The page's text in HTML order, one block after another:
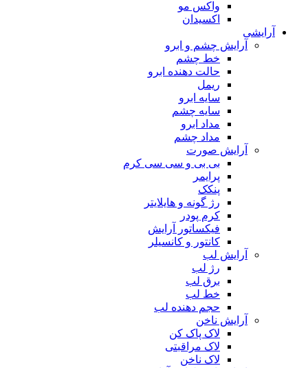
واکس مو
اکسیدان
آرایشی
آرایش چشم و ابرو
خط چشم
حالت دهنده ابرو
ریمل
سایه ابرو
سایه چشم
مداد ابرو
مداد چشم
آرایش صورت
بی بی و سی سی کرم
پرایمر
پنکک
رژ گونه و هایلایتر
کرم پودر
فیکساتور آرایش
کانتور و کانسیلر
آرایش لب
رژ لب
برق لب
خط لب
حجم دهنده لب
آرایش ناخن
لاک پاک کن
لاک مراقبتی
لاک ناخن